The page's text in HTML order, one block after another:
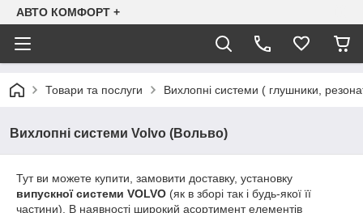
АВТО КОМФОРТ +
Товари та послуги Вихлопні системи ( глушники,
Вихлопні системи Volvo (Вольво)
Тут ви можете купити, замовити доставку, установку
випускної системи VOLVO (як в зборі так і будь-якої її
частини). В наявності широкий асортимент елементів